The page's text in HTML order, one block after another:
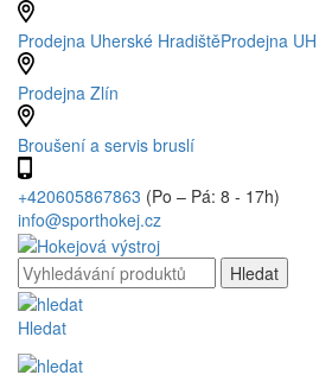
Prodejna Uherské HradištěProdejna UH
Prodejna Zlín
Broušení a servis bruslí
+420605867863 (Po – Pá: 8 - 17h)
info@sporthokej.cz
Hledat